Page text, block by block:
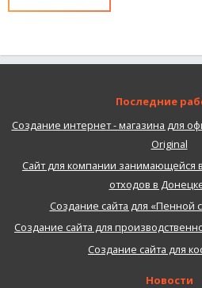
Последние
Создание интернет - магазина для
Original
Сайт для компании занимающейся
отходов в
Создание сайта для «Пенной
Создание сайта для
Создание сайта для
Новости